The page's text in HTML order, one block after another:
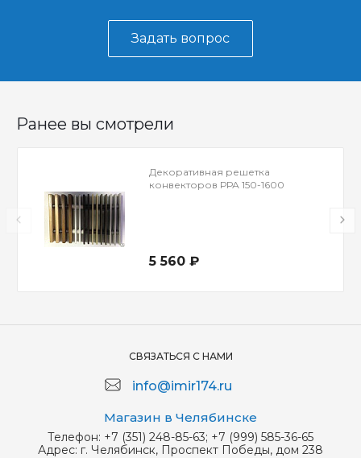
Задать вопрос
Ранее вы смотрели
Декоративная решетка
конвекторов РРА 150-1600
5 560 ₽
СВЯЗАТЬСЯ С НАМИ
info@imir174.ru
Магазин в Челябинске
Телефон: +7 (351) 248-85-63; +7 (999) 585-36-65
Адрес: г. Челябинск, Проспект Победы, дом 238